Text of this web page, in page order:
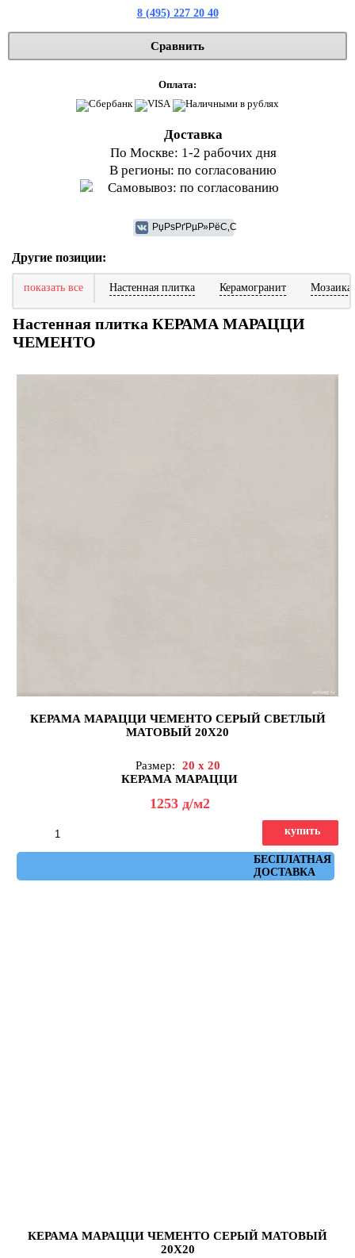
8 (495) 227 20 40
Сравнить
Оплата:
Доставка
По Москве: 1-2 рабочих дня
В регионы: по согласованию
Самовывоз: по согласованию
Другие позиции:
показать все Настенная плитка Керамогранит Мозаика
Настенная плитка КЕРАМА МАРАЦЦИ
ЧЕМЕНТО
КЕРАМА МАРАЦЦИ ЧЕМЕНТО СЕРЫЙ СВЕТЛЫЙ
МАТОВЫЙ 20X20
Размер:
20 x 20
КЕРАМА МАРАЦЦИ
1253 д/м2
БЕСПЛАТНАЯ
ДОСТАВКА
купить
КЕРАМА МАРАЦЦИ ЧЕМЕНТО СЕРЫЙ МАТОВЫЙ
20X20